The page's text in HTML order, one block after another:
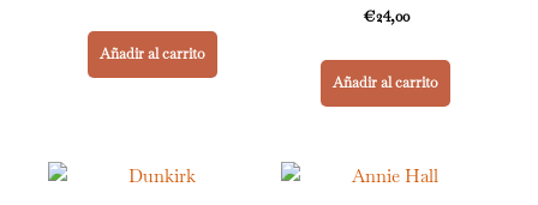
Añadir al carrito
€24,00
Añadir al carrito